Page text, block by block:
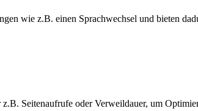
wie z.B. einen Sprachwechsel und bieten
Seitenaufrufe oder Verweildauer, um